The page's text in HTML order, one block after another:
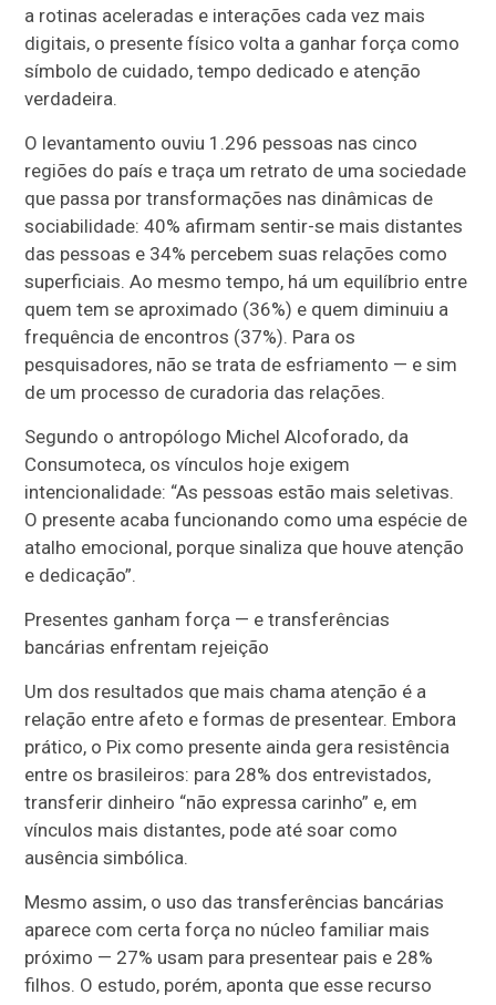
a rotinas aceleradas e interações cada vez mais
digitais, o presente físico volta a ganhar força como
símbolo de cuidado, tempo dedicado e atenção
verdadeira.
O levantamento ouviu 1.296 pessoas nas cinco
regiões do país e traça um retrato de uma sociedade
que passa por transformações nas dinâmicas de
sociabilidade: 40% afirmam sentir-se mais distantes
das pessoas e 34% percebem suas relações como
superficiais. Ao mesmo tempo, há um equilíbrio entre
quem tem se aproximado (36%) e quem diminuiu a
frequência de encontros (37%). Para os
pesquisadores, não se trata de esfriamento — e sim
de um processo de curadoria das relações.
Segundo o antropólogo Michel Alcoforado, da
Consumoteca, os vínculos hoje exigem
intencionalidade: “As pessoas estão mais seletivas.
O presente acaba funcionando como uma espécie de
atalho emocional, porque sinaliza que houve atenção
e dedicação”.
Presentes ganham força — e transferências
bancárias enfrentam rejeição
Um dos resultados que mais chama atenção é a
relação entre afeto e formas de presentear. Embora
prático, o Pix como presente ainda gera resistência
entre os brasileiros: para 28% dos entrevistados,
transferir dinheiro “não expressa carinho” e, em
vínculos mais distantes, pode até soar como
ausência simbólica.
Mesmo assim, o uso das transferências bancárias
aparece com certa força no núcleo familiar mais
próximo — 27% usam para presentear pais e 28%
filhos. O estudo, porém, aponta que esse recurso